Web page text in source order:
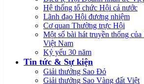
Hệ thống tổ chức Hội cả nước
Lãnh đạo Hội đương nhiệm
Cơ quan Thường trực Hội
Một số bài hát truyền thống
Việt Nam
Kỷ yếu 30 năm
Tin tức & Sự kiện
Giải thưởng Sao Đỏ
Giải thưởng Sao Vàng đất Việt